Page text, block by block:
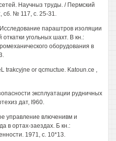
Научныз труды. / Пермский
сб. № 117, с. 25-31.
параштров изоляции
откатки угольных шахт. В кн.:
оборудования в
trakcyjne or qcmuctue. Katoun.ce ,
эксплуатации рудничных
дат, I960.
управление влюченивм и
в ортах-заездах. Б кн.:
1971, с. 10*13.